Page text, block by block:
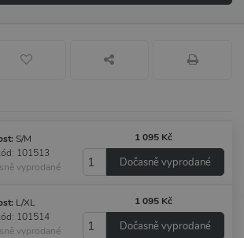
S/M
101513
vyprodané
1 095 Kč
Dočasně vyprodané
L/XL
101514
vyprodané
1 095 Kč
Dočasně vyprodané